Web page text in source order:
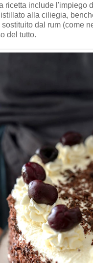
ricetta include l'impiego
alla ciliegia,
dal rum (come
del tutto.